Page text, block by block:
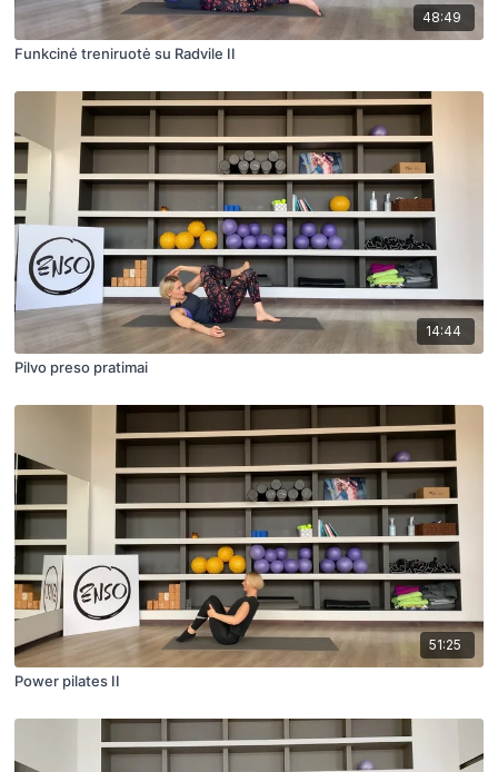
48:49
Funkcinė treniruotė su Radvile II
14:44
Pilvo preso pratimai
51:25
Power pilates II